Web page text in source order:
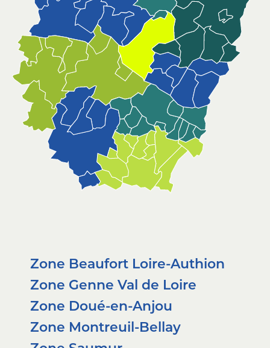
Zone Beaufort Loire-Authion
Zone Genne Val de Loire
Zone Doué-en-Anjou
Zone Montreuil-Bellay